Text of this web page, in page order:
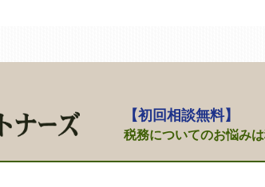
【初回相談無料】
税務についてのお悩みは